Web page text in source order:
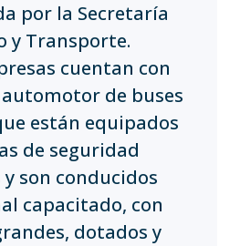
por la Secretaría
y Transporte.
cuentan con
de buses
están equipados
de seguridad
son conducidos
capacitado, con
dotados y